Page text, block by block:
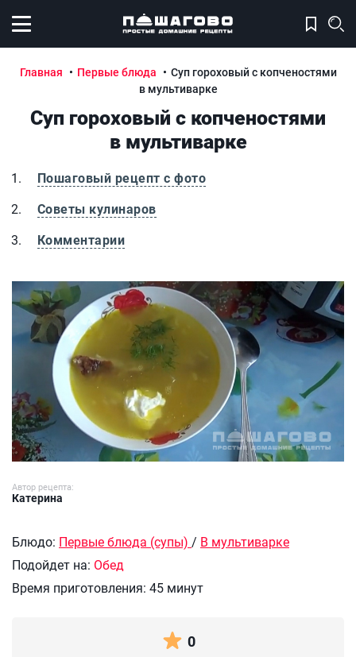
Открыть меню
Главная Первые блюда
Суп гороховый с копченостями
в мультиварке
Суп гороховый с копченостями
в мультиварке
Пошаговый рецепт с фото
Советы кулинаров
Комментарии
Суп гороховый с копченостями в мультиварке
Автор рецепта:
Катерина
Блюдо: Первые блюда (супы) / В мультиварке
Подойдет на: Обед
Время приготовления: 45 минут
0